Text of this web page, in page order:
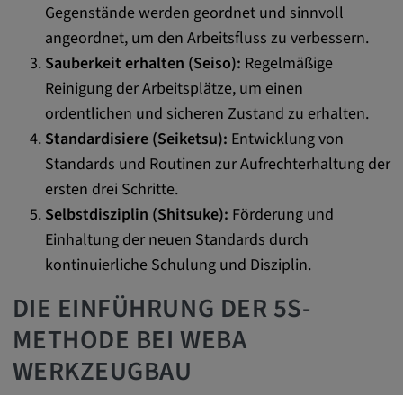
Gegenstände werden geordnet und sinnvoll
angeordnet, um den Arbeitsfluss zu verbessern.
Sauberkeit erhalten (Seiso): Regelmäßige
Reinigung der Arbeitsplätze, um einen
ordentlichen und sicheren Zustand zu erhalten.
Standardisiere (Seiketsu): Entwicklung von
Standards und Routinen zur Aufrechterhaltung der
ersten drei Schritte.
Selbstdisziplin (Shitsuke): Förderung und
Einhaltung der neuen Standards durch
kontinuierliche Schulung und Disziplin.
DIE EINFÜHRUNG DER 5S-
METHODE BEI WEBA
WERKZEUGBAU
Youtube
Name:
VISITOR_INFO1_LIVE, YSC, CONSENT,
yt.innertube::nextId, yt.innertube::requests,
yt-remote-cast-installed, yt-remote-
connected-devices, yt-remote-device-id, yt-
remote-fast-check-period, yt-remote-session-
app, yt-remote-session-name, IDE,
SEARCH_SAMESITE, OGPC, OTZ, NID,
1P_JAR, DSID, APISID, HSID, SSID, SID,
SAPISID, SIDCC, yt-player-headers-
ytidb::LAST_RESULT_ENTRY_KEY, yt-
bandwidth
Anbieter: